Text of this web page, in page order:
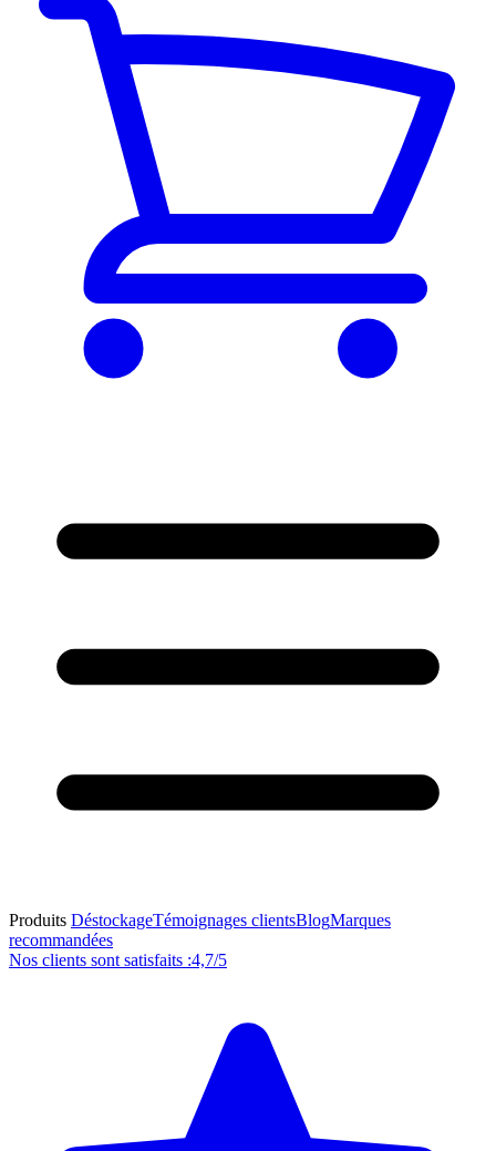
Produits DéstockageTémoignages clientsBlogMarques
recommandées
Nos clients sont satisfaits :4,7/5